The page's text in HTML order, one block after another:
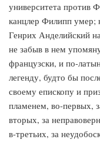
университета против
канцлер Филипп умер;
Генрих Анделийский
не забыв в нем
французски, и по-
легенду, будто бы
своему епископу и
пламенем, во-первых,
вторых, за
в-третьих, за